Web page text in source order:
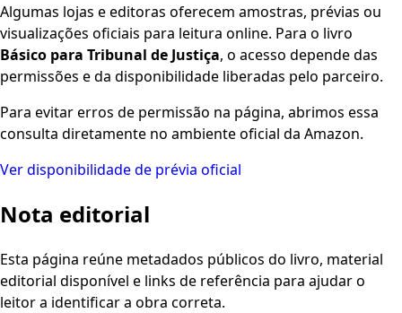
Algumas lojas e editoras oferecem amostras, prévias ou
visualizações oficiais para leitura online. Para o livro
Básico para Tribunal de Justiça, o acesso depende das
permissões e da disponibilidade liberadas pelo parceiro.
Para evitar erros de permissão na página, abrimos essa
consulta diretamente no ambiente oficial da Amazon.
Ver disponibilidade de prévia oficial
Nota editorial
Esta página reúne metadados públicos do livro, material
editorial disponível e links de referência para ajudar o
leitor a identificar a obra correta.